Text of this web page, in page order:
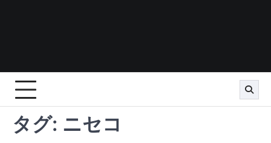
タグ: ニセコ